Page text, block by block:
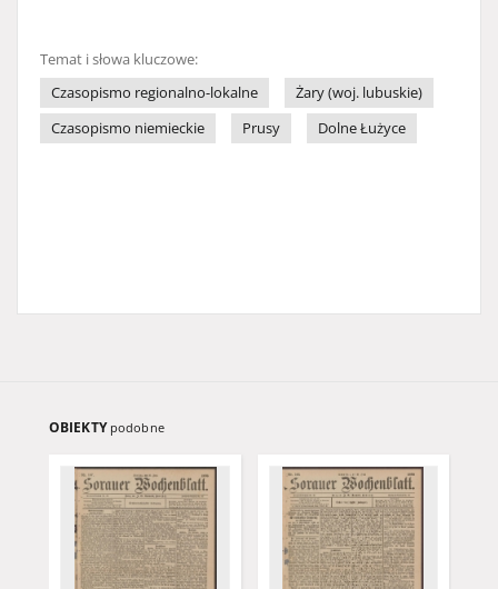
Temat i słowa kluczowe:
Czasopismo regionalno-lokalne
Żary (woj. lubuskie)
Czasopismo niemieckie
Prusy Dolne Łużyce
OBIEKTY podobne